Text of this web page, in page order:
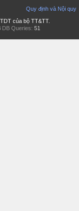
Quy định và Nội quy
của bộ TT&TT.
DB Queries: 51